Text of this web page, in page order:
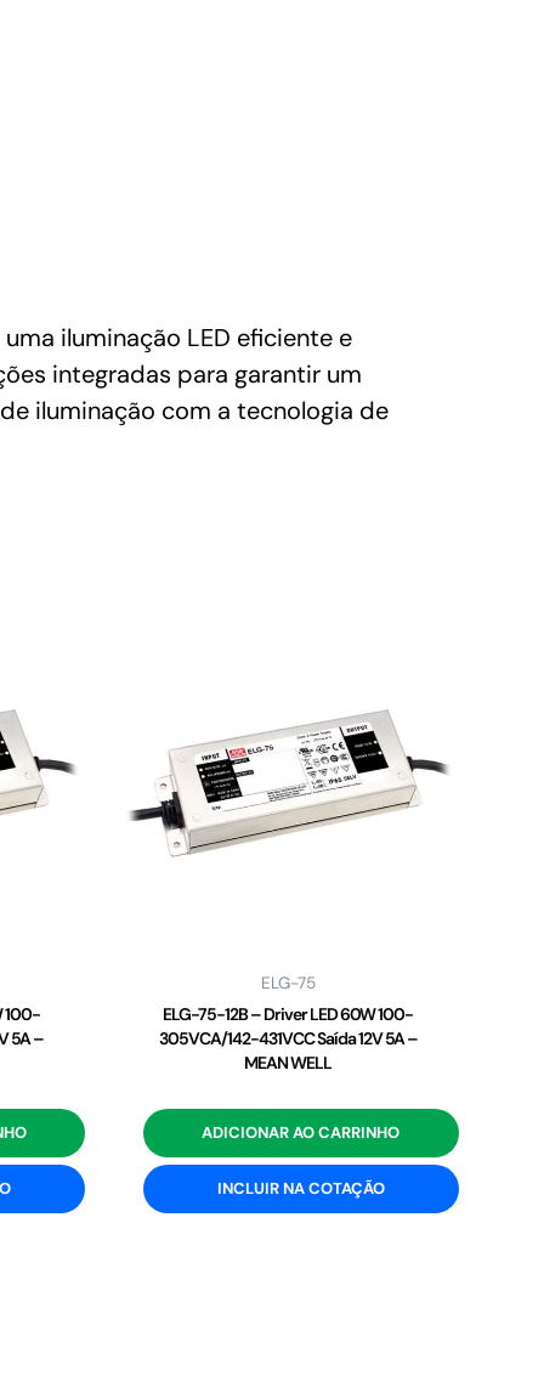
iluminação LED eficiente e
integradas para garantir um
iluminação com a tecnologia de
100-
5A –
ELG-75
ELG-75-12B – Driver LED 60W 100-
305VCA/142-431VCC Saída 12V 5A –
MEAN WELL
ADICIONAR AO CARRINHO
INCLUIR NA COTAÇÃO